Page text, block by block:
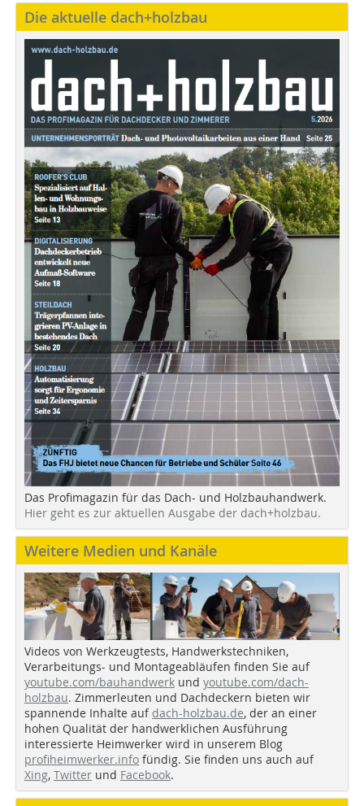
Die aktuelle dach+holzbau
Das Profimagazin für das Dach- und Holzbauhandwerk.
Hier geht es zur aktuellen Ausgabe der dach+holzbau.
Weitere Medien und Kanäle
Videos von Werkzeugtests, Handwerkstechniken,
Verarbeitungs- und Montageabläufen finden Sie auf
youtube.com/bauhandwerk und youtube.com/dach-
holzbau. Zimmerleuten und Dachdeckern bieten wir
spannende Inhalte auf dach-holzbau.de, der an einer
hohen Qualität der handwerklichen Ausführung
interessierte Heimwerker wird in unserem Blog
profiheimwerker.info fündig. Sie finden uns auch auf
Xing, Twitter und Facebook.